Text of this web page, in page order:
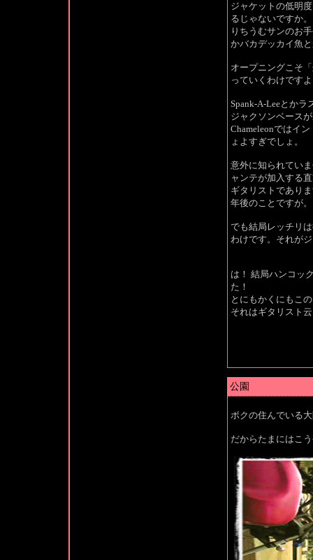
ジャケットの低明
るじゃないですか。
りちうむサンのお
かバカデッカイ魚
オープニングこそ
っていくわけです
Spank-A-Leeとかラ
ジャクソンベース
Chameleonではイ
ょよすぎでしょ。
意外に知られてい
ャンテが加入する
ギタリストであり
年後のことですが。
でも結局レッチリ
わけです。それが
は！ 結局ハンコッ
た！
とにもかくにもこ
それはギタリスト
公園
ボクの住んでいる
だからたまにはこ